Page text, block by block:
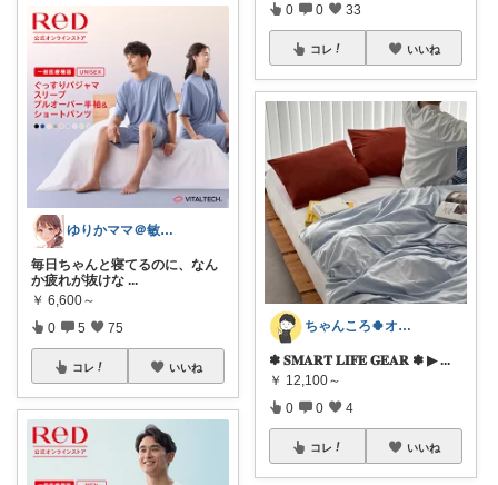
ゆりかママ＠敏感肌インナー＆生理用品
毎日ちゃんと寝てるのに、なん
か疲れが抜けな ...
￥ 6,600～
0 5 75
コレ いいね
0 0 33
コレ いいね
ちゃんころ🍀オリ写/インテリア/キッズ
✽ 𝐒𝐌𝐀𝐑𝐓 𝐋𝐈𝐅𝐄 𝐆𝐄𝐀𝐑 ✽ ▶ ...
￥ 12,100～
0 0 4
コレ いいね